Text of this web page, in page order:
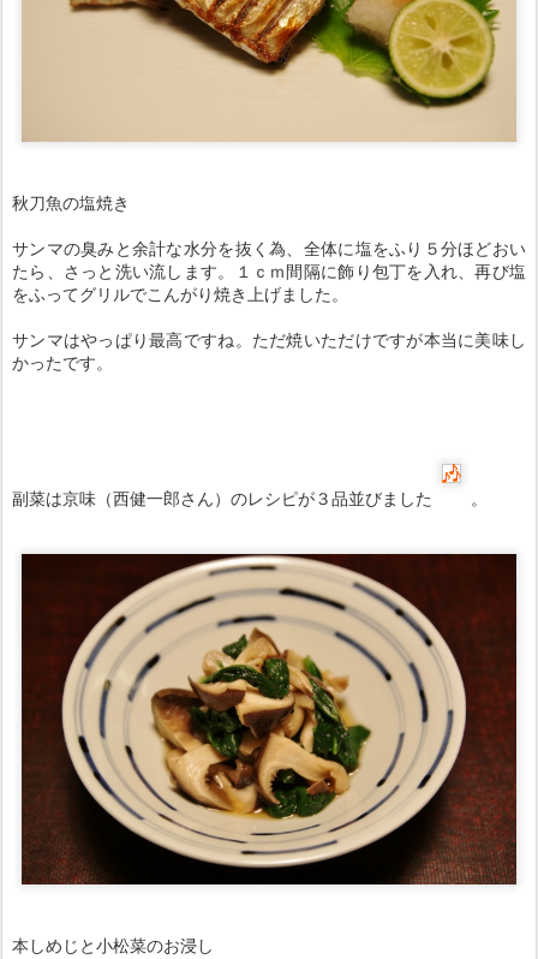
秋刀魚の塩焼き
サンマの臭みと余計な水分を抜く為、全体に塩をふり５分ほどおい
たら、さっと洗い流します。１ｃｍ間隔に飾り包丁を入れ、再び塩
をふってグリルでこんがり焼き上げました。
サンマはやっぱり最高ですね。ただ焼いただけですが本当に美味し
かったです。
副菜は京味（西健一郎さん）のレシピが３品並びました 。
本しめじと小松菜のお浸し